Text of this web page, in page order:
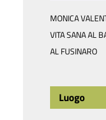
MONICA
VITA SANA AL
AL FUSINARO
Luogo